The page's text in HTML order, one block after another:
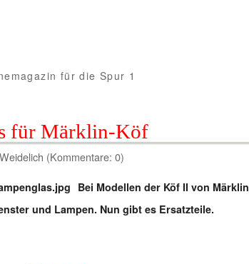
für die Spur 1
für Märklin-Köf
(Kommentare: 0)
Bei Modellen der Köf II von Märklin
und Lampen. Nun gibt es Ersatzteile.